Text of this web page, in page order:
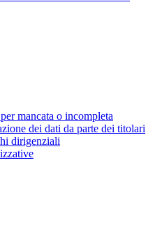
mancata o incompleta
dei dati da parte dei titolari
dirigenziali